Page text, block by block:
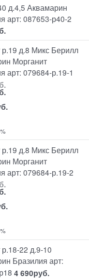
д.4,5 Аквамарин
арт: 087653-р40-2
р.19 д.8 Микс Берилл
Морганит
арт: 079684-р.19-1
р.19 д.8 Микс Берилл
Морганит
арт: 079684-р.19-2
22 д.9-10
Бразилия арт:
4 690руб.